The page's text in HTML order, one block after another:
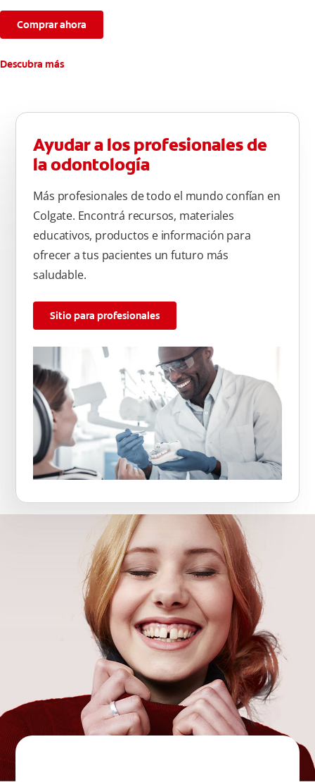
Comprar ahora
Descubra más
Ayudar a los profesionales de
la odontología
Más profesionales de todo el mundo confían en
Colgate. Encontrá recursos, materiales
educativos, productos e información para
ofrecer a tus pacientes un futuro más
saludable.
Sitio para profesionales